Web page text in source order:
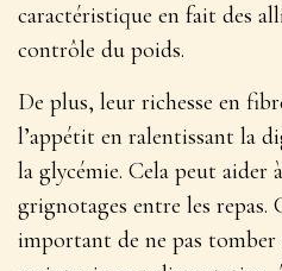
caractéristique en fait des
contrôle du poids.
De plus, leur richesse en
l’appétit en ralentissant la
la glycémie. Cela peut aider
grignotages entre les repas.
important de ne pas tomber